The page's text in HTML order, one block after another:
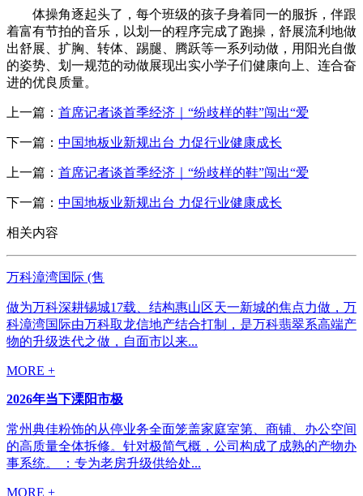
体操角逐起头了，每个班级的孩子身着同一的服拆，伴跟
着富有节拍的音乐，以划一的程序完成了跑操，舒展流利地做
出舒展、扩胸、转体、踢腿、腾跃等一系列动做，用阳光自傲
的姿势、划一规范的动做展现出实小学子们健康向上、连合奋
进的优良质量。
上一篇： 首席记者谈首季经济｜“纷歧样的鞋”闯出“爱
下一篇： 中国地板业新规出台 力促行业健康成长
上一篇： 首席记者谈首季经济｜“纷歧样的鞋”闯出“爱
下一篇： 中国地板业新规出台 力促行业健康成长
相关内容
万科漳湾国际 (售
做为万科深耕锡城17载、结构惠山区天一新城的焦点力做，万
科漳湾国际由万科取龙信地产结合打制，是万科翡翠系高端产
物的升级迭代之做，自面市以来...
MORE +
2026年当下溧阳市极
常州典佳粉饰的从停业务全面笼盖家庭室第、商铺、办公空间
的高质量全体拆修。针对极简气概，公司构成了成熟的产物办
事系统。 ：专为老房升级供给处...
MORE +